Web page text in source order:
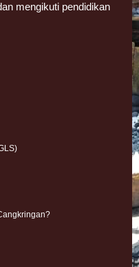
mengikuti pendidikan